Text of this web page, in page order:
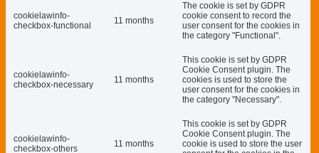
cookielawinfo-
checkbox-functional
11 months
The cookie is set by GDPR
cookie consent to record the
user consent for the cookies in
the category "Functional".
cookielawinfo-
checkbox-necessary
11 months
This cookie is set by GDPR
Cookie Consent plugin. The
cookies is used to store the
user consent for the cookies in
the category "Necessary".
cookielawinfo-
checkbox-others
11 months
This cookie is set by GDPR
Cookie Consent plugin. The
cookie is used to store the user